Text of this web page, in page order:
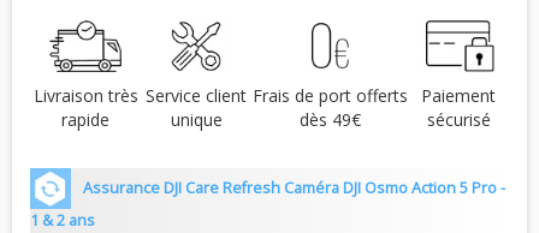
Livraison très
rapide
Service client
unique
Frais de port offerts
dès 49€
Paiement
sécurisé
Assurance DJI Care Refresh Caméra DJI Osmo Action 5 Pro -
1 & 2 ans